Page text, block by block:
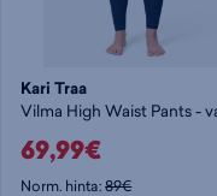
Kari Traa
69,99€
Norm. hinta:89€